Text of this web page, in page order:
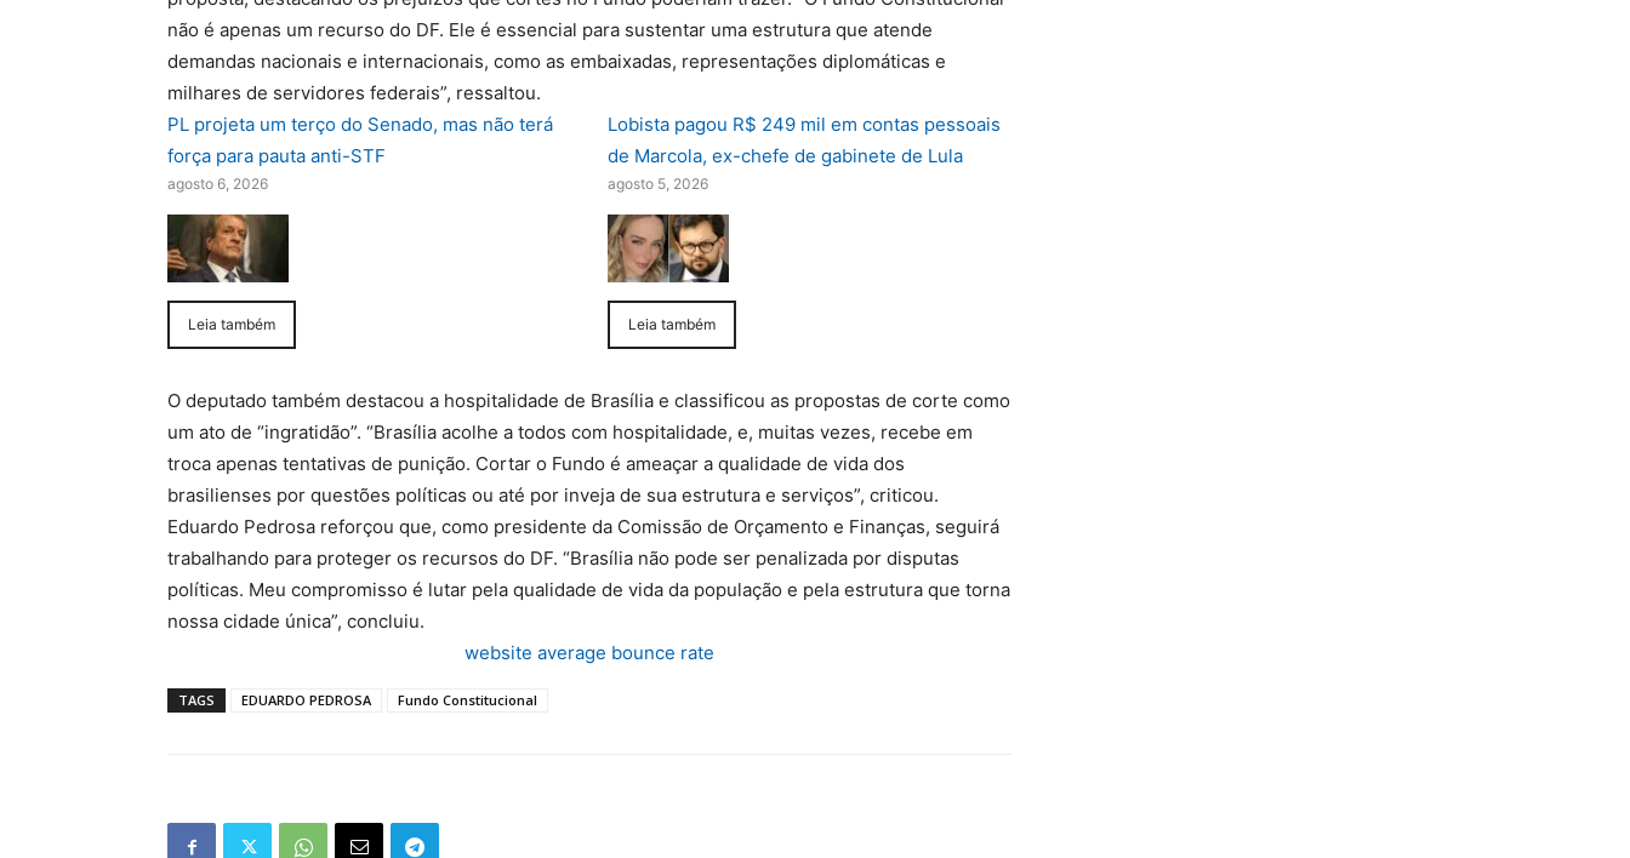
não é apenas um recurso do DF. Ele é essencial para sustentar uma estrutura que atende
demandas nacionais e internacionais, como as embaixadas, representações diplomáticas e
milhares de servidores federais”, ressaltou.
PL projeta um terço do Senado, mas não terá
força para pauta anti-STF
agosto 6, 2026
Leia também
Lobista pagou R$ 249 mil em contas pessoais
de Marcola, ex-chefe de gabinete de Lula
agosto 5, 2026
Leia também
O deputado também destacou a hospitalidade de Brasília e classificou as propostas de corte como
um ato de “ingratidão”. “Brasília acolhe a todos com hospitalidade, e, muitas vezes, recebe em
troca apenas tentativas de punição. Cortar o Fundo é ameaçar a qualidade de vida dos
brasilienses por questões políticas ou até por inveja de sua estrutura e serviços”, criticou.
Eduardo Pedrosa reforçou que, como presidente da Comissão de Orçamento e Finanças, seguirá
trabalhando para proteger os recursos do DF. “Brasília não pode ser penalizada por disputas
políticas. Meu compromisso é lutar pela qualidade de vida da população e pela estrutura que torna
nossa cidade única”, concluiu.
website average bounce rate
TAGS EDUARDO PEDROSA Fundo Constitucional